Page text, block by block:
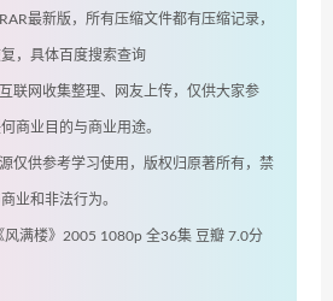
最新版，所有压缩文件都有压缩记录，
，具体百度搜索查询
联网收集整理、网友上传，仅供大家参
商业目的与商业用途。
仅供参考学习使用，版权归原著所有，禁
业和非法行为。
风满楼》2005 1080p 全36集 豆瓣 7.0分